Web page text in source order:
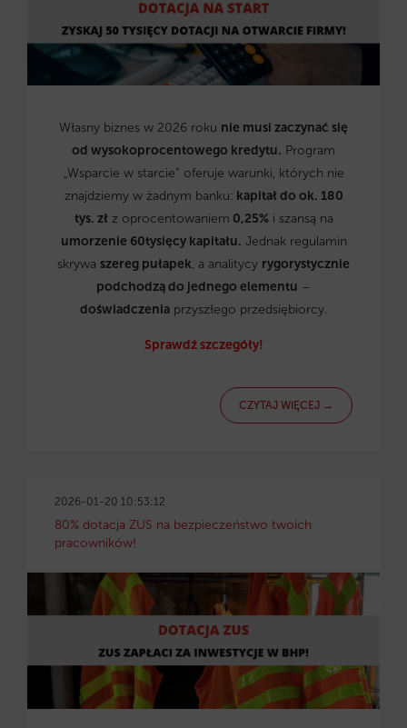
Własny biznes w 2026 roku nie musi zaczynać się
od wysokoprocentowego kredytu. Program
„Wsparcie w starcie” oferuje warunki, których nie
znajdziemy w żadnym banku: kapitał do ok. 180
tys. zł z oprocentowaniem 0,25%i szansą na
umorzenie 60tysięcy kapitału. Jednak regulamin
skrywa szereg pułapek, a analitycy rygorystycznie
podchodzą do jednego elementu –
doświadczenia przyszłego przedsiębiorcy.
Sprawdź szczegóły!
CZYTAJ WIĘCEJ →
2026-01-20 10:53:12
80% dotacja ZUS na bezpieczeństwo twoich
pracowników!